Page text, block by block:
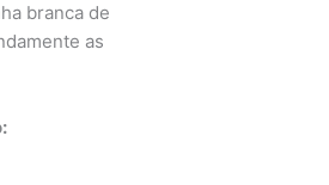
branca de
as